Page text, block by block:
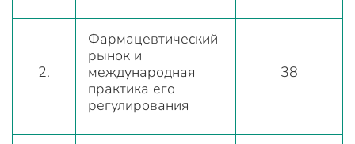
2.
Фармацевтический
рынок и
международная
практика его
регулирования
38